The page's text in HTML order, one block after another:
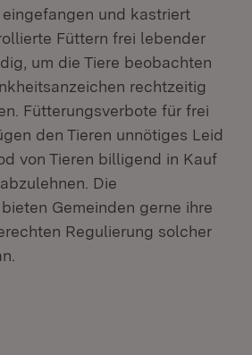
und kastriert
Füttern frei lebender
um die Tiere beobachten
rechtzeitig
Fütterungsverbote für frei
den Tieren unnötiges Leid
von Tieren billigend in Kauf
Die
Gemeinden gerne ihre
Regulierung solcher